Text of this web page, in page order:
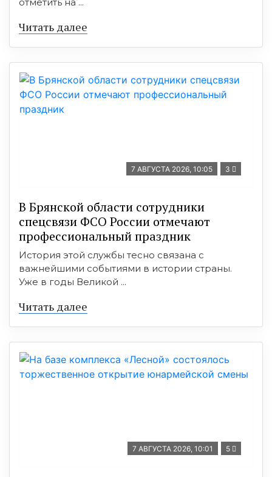
Читать далее
7 АВГУСТА 2026, 10:05 3
В Брянской области сотрудники
спецсвязи ФСО России отмечают
профессиональный праздник
История этой службы тесно связана с
важнейшими событиями в истории страны.
Уже в годы Великой ...
Читать далее
7 АВГУСТА 2026, 10:01 5